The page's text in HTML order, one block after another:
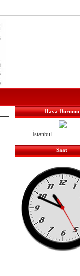
Hava Durumu
Saat